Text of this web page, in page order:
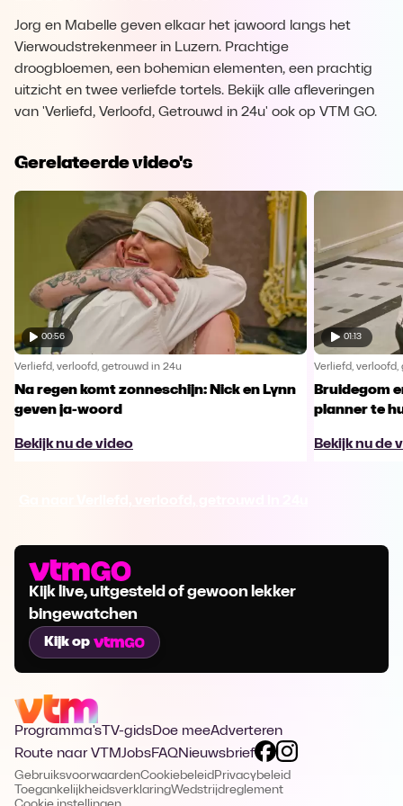
Jorg en Mabelle geven elkaar het jawoord langs het
Vierwoudstrekenmeer in Luzern. Prachtige
droogbloemen, een bohemian elementen, een prachtig
uitzicht en twee verliefde tortels. Bekijk alle afleveringen
van 'Verliefd, Verloofd, Getrouwd in 24u' ook op VTM GO.
Gerelateerde video's
00:56
Verliefd, verloofd, getrouwd in 24u
Na regen komt zonneschijn: Nick en Lynn
geven ja-woord
Bekijk nu de video
01:13
Verliefd, verloofd,
Bruidegom
planner te
Bekijk nu de
Kijk live, uitgesteld of gewoon lekker
bingewatchen
Kijk op
Programma's TV-gidsDoe meeAdverteren
Route naar VTMJobsFAQNieuwsbrief
GebruiksvoorwaardenCookiebeleid Privacybeleid
ToegankelijkheidsverklaringWedstrijdreglement